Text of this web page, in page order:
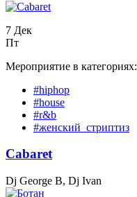
7 Дек
Пт
Мероприятие в категориях:
#hiphop
#house
#r&b
#женский_стриптиз
Cabaret
Dj George B, Dj Ivan